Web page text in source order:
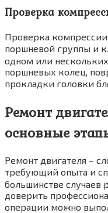
Проверка
Проверка компрессии
поршневой группы и
одном или
поршневых колец,
прокладки головки
Ремонт
основные
Ремонт двигателя –
требующий опыта и
большинстве случаев
доверить
операции можно